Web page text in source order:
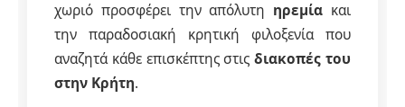
χωριό προσφέρει την απόλυτη ηρεμία και
την παραδοσιακή κρητική φιλοξενία που
αναζητά κάθε επισκέπτης στιςδιακοπές του
στην Κρήτη.